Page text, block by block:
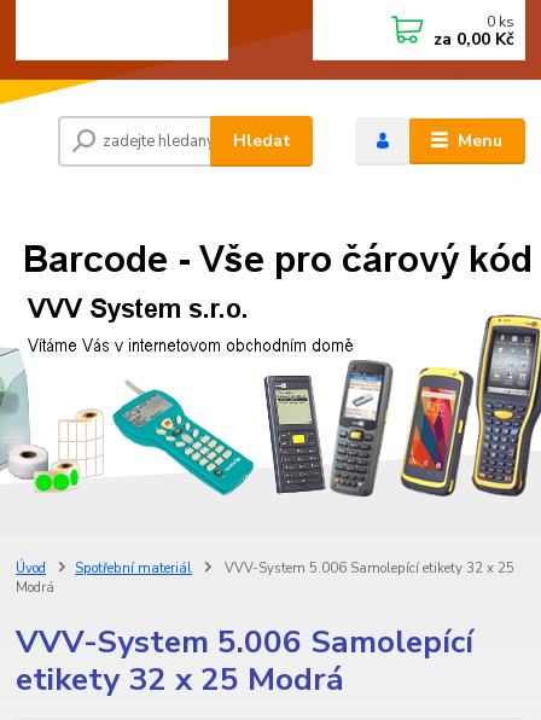
Menu
Hledat
0 ks
za 0,00 Kč
Úvod Spotřební materiál
VVV-System 5.006 Samolepící etikety 32 x 25
Modrá
VVV-System 5.006 Samolepící
etikety 32 x 25 Modrá